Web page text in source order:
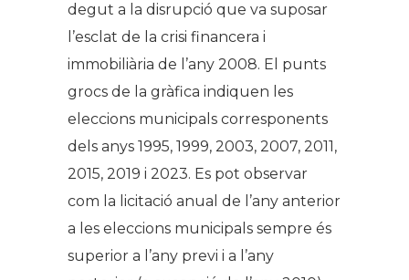
degut a la disrupció que va suposar
l’esclat de la crisi financera i
immobiliària de l’any 2008. El punts
grocs de la gràfica indiquen les
eleccions municipals corresponents
dels anys 1995, 1999, 2003, 2007, 2011,
2015, 2019 i 2023. Es pot observar
com la licitació anual de l’any anterior
a les eleccions municipals sempre és
superior a l’any previ i a l’any